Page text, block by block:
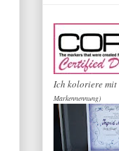
Ich koloriere mit
Markennennung)